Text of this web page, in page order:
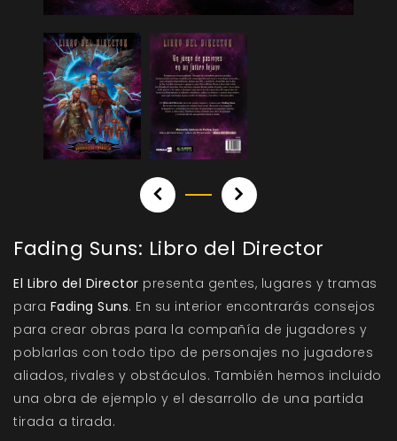
Fading Suns: Libro del Director
El Libro del Director presenta gentes, lugares y tramas
para Fading Suns. En su interior encontrarás consejos
para crear obras para la compañía de jugadores y
poblarlas con todo tipo de personajes no jugadores
aliados, rivales y obstáculos. También hemos incluido
una obra de ejemplo y el desarrollo de una partida
tirada a tirada.